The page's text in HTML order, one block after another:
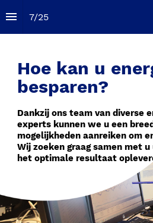
7/25
Hoe kan u
besparen?
Dankzij ons team van diverse
experts kunnen we u een
mogelijkheden aanreiken om
Wij zoeken graag samen met
het optimale resultaat